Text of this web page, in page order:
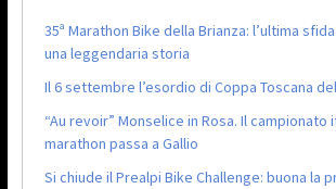
35ª Marathon Bike della Brianza: l’ultima
una leggendaria storia
Il 6 settembre l’esordio di Coppa Toscana
“Au revoir” Monselice in Rosa. Il campionato
marathon passa a Gallio
Si chiude il Prealpi Bike Challenge: buona la